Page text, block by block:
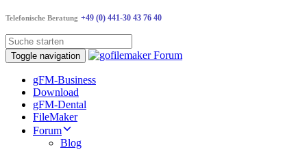
Telefonische Beratung +49 (0) 441-30 43 76 40
Toggle navigation
gFM-Business
Download
gFM-Dental
FileMaker
Forum
Blog